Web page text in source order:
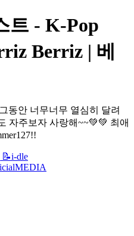
트 - K-Pop
Berriz | 베
동안 너무너무 열심히 달려
자주보자 사랑해~~💚💚 최애
i-dle
MEDIA